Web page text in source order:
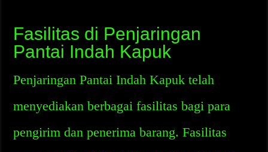
Fasilitas di Penjaringan
Pantai Indah Kapuk
Penjaringan Pantai Indah Kapuk telah
menyediakan berbagai fasilitas bagi para
pengirim dan penerima barang. Fasilitas